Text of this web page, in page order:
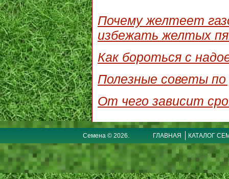
Почему желтеет
избежать желтых
Как бороться с
Полезные советы по
От чего зависит
Семена © 2026. ГЛАВНАЯ КАТАЛОГ